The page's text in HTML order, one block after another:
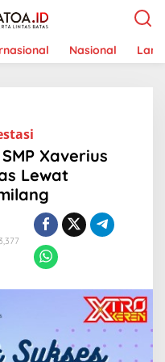
Nasional
Xaverius
Lewat